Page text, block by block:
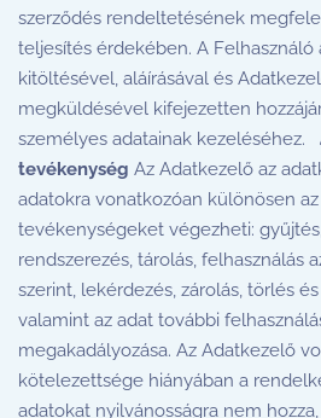
szerződés rendeltetésének
teljesítés érdekében. A
kitöltésével, aláírásával és
megküldésével kifejezetten
személyes adatainak kezeléséhez.
tevékenység Az Adatkezelő az
adatokra vonatkozóan különösen
tevékenységeket végezheti:
rendszerezés, tárolás, felhasználás
szerint, lekérdezés, zárolás, törlés
valamint az adat további
megakadályozása. Az Adatkezelő
kötelezettsége hiányában a
adatokat nyilvánosságra nem